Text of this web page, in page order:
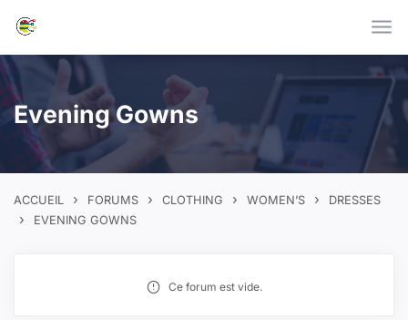
Evening Gowns
ACCUEIL › FORUMS › CLOTHING › WOMEN’S › DRESSES
› EVENING GOWNS
Ce forum est vide.